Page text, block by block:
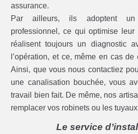
assurance.
Par ailleurs, ils adoptent un
professionnel, ce qui optimise
réalisent toujours un diagnostic
l’opération, et ce, même en cas de
Ainsi, que vous nous contactiez
une canalisation bouchée, vous
travail bien fait. De même, nos
remplacer vos robinets ou les
Le service